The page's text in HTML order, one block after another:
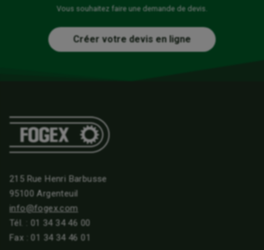
Vous souhaitez faire une demande de devis.
Créer votre devis en ligne
215 Rue Henri Barbusse
95100 Argenteuil
info@fogex.com
Tél. : 01 34 34 46 00
Fax : 01 34 34 46 01